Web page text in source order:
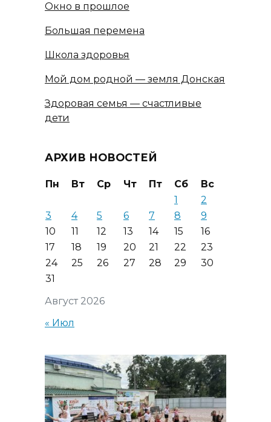
Окно в прошлое
Большая перемена
Школа здоровья
Мой дом родной — земля Донская
Здоровая семья — счастливые
дети
АРХИВ НОВОСТЕЙ
Август 2026
Пн Вт Ср Чт Пт Сб
Вс
1
2
3
4 5 6 7 8
9
10
11 12 13 14 15
16
17
18 19 20 21 22
23
24
25 26 27 28 29
30
31
« Июл